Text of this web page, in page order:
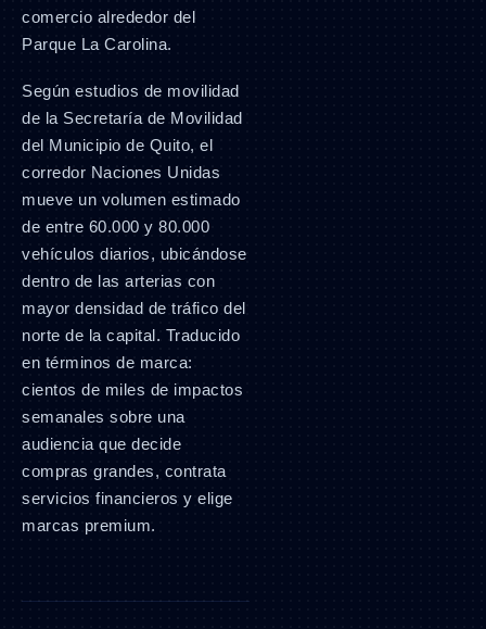
comercio alrededor del
Parque La Carolina.
Según estudios de movilidad
de la Secretaría de Movilidad
del Municipio de Quito, el
corredor Naciones Unidas
mueve un volumen estimado
de entre 60.000 y 80.000
vehículos diarios, ubicándose
dentro de las arterias con
mayor densidad de tráfico del
norte de la capital. Traducido
en términos de marca:
cientos de miles de impactos
semanales sobre una
audiencia que decide
compras grandes, contrata
servicios financieros y elige
marcas premium.